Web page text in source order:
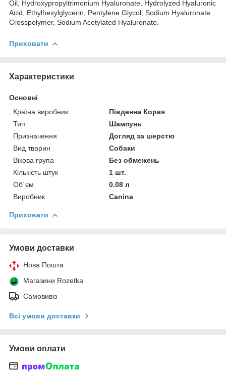
Oil, Hydroxypropyltrimonium Hyaluronate, Hydrolyzed Hyaluronic
Acid, Ethylhexylglycerin, Pentylene Glycol, Sodium Hyaluronate
Crosspolymer, Sodium Acetylated Hyaluronate.
Приховати
Характеристики
Основні
Країна виробник
Південна Корея
Тип
Шампунь
Призначення
Догляд за шерстю
Вид тварин
Собаки
Вікова група
Без обмежень
Кількість штук
1 шт.
Об`єм
0.08 л
Виробник
Canina
Приховати
Умови доставки
Нова Пошта
Магазини Rozetka
Самовивіз
Всі умови доставки
Умови оплати